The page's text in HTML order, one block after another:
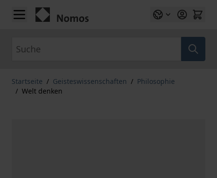
Zum Inhalt springen
Startseite / Geisteswissenschaften / Philosophie
/ Welt denken